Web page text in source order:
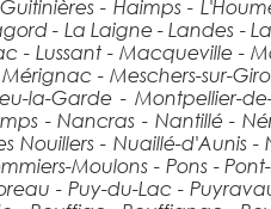
- Haimps -
- La Laigne - Landes -
- Lussant - Macqueville -
- Meschers-sur-
la-Garde - Montpellier-
- Nancras - Nantillé -
Nouillers - Nuaillé-d'Aunis
Moulons - Pons -
- Puy-du-Lac -